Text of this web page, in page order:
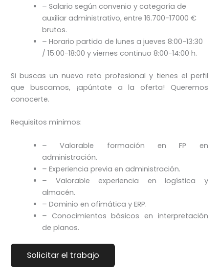
– Salario según convenio y categoría de
auxiliar administrativo, entre 16.700-17000 €
brutos.
– Horario partido de lunes a jueves 8:00-13:30
/ 15:00-18:00 y viernes continuo 8:00-14:00 h.
Si buscas un nuevo reto profesional y tienes el perfil
que buscamos, ¡apúntate a la oferta! Queremos
conocerte.
Requisitos mínimos:
– Valorable formación en FP en
administración.
– Experiencia previa en administración.
– Valorable experiencia en logística y
almacén.
– Dominio en ofimática y ERP.
– Conocimientos básicos en interpretación
de planos.